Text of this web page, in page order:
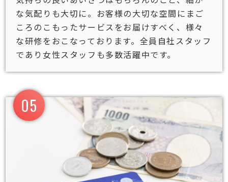
な気配りも大切に。お客様の大切な空間にまご
ころのこもったサービスをお届けすべく、様々
な研修をおこなっております。全員自社スタッフ
であり女性スタッフも多数活躍中です。
05